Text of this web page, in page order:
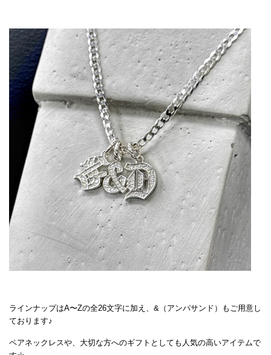
ラインナップはA〜Zの全26文字に加え、&（アンパサンド）もご用意し
ております♪
ペアネックレスや、大切な方へのギフトとしても人気の高いアイテムで